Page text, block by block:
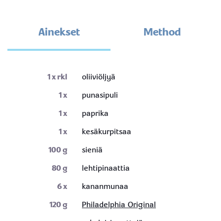
Ainekset Method
1x rkl
oliiviöljyä
1x
punasipuli
1x
paprika
1x
kesäkurpitsaa
100g
sieniä
80g
lehtipinaattia
6x
kananmunaa
120g
Philadelphia Original